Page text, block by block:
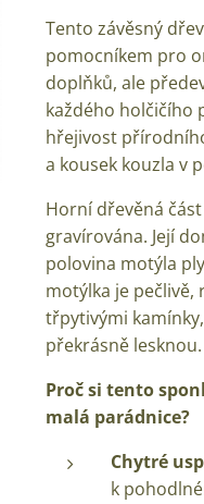
Tento závěsný
pomocníkem pro
doplňků, ale
každého holčičího
hřejivost
a kousek kouzla v
Horní dřevěná
gravírována. Její
polovina motýla
motýlka je pečlivě,
třpytivými
překrásně lesknou.
Proč si tento
malá parádnice?
Chytré
k